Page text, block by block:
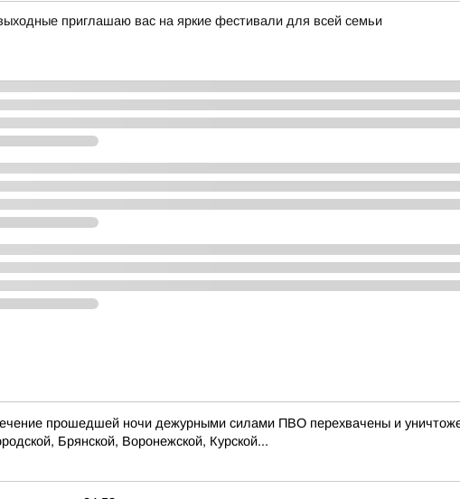
приглашаю вас на яркие фестивали для всей семьи
прошедшей ночи дежурными силами ПВО перехвачены и
Брянской, Воронежской, Курской...